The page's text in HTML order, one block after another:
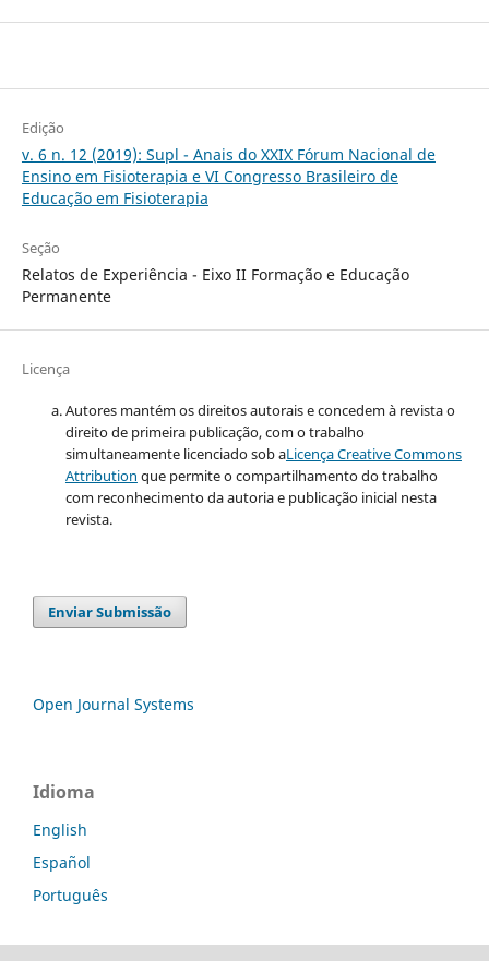
Edição
v. 6 n. 12 (2019): Supl - Anais do XXIX Fórum Nacional de
Ensino em Fisioterapia e VI Congresso Brasileiro de
Educação em Fisioterapia
Seção
Relatos de Experiência - Eixo II Formação e Educação
Permanente
Licença
Autores mantém os direitos autorais e concedem à revista o
direito de primeira publicação, com o trabalho
simultaneamente licenciado sob aLicença Creative Commons
Attribution que permite o compartilhamento do trabalho
com reconhecimento da autoria e publicação inicial nesta
revista.
Enviar Submissão
Open Journal Systems
Idioma
English
Español
Português